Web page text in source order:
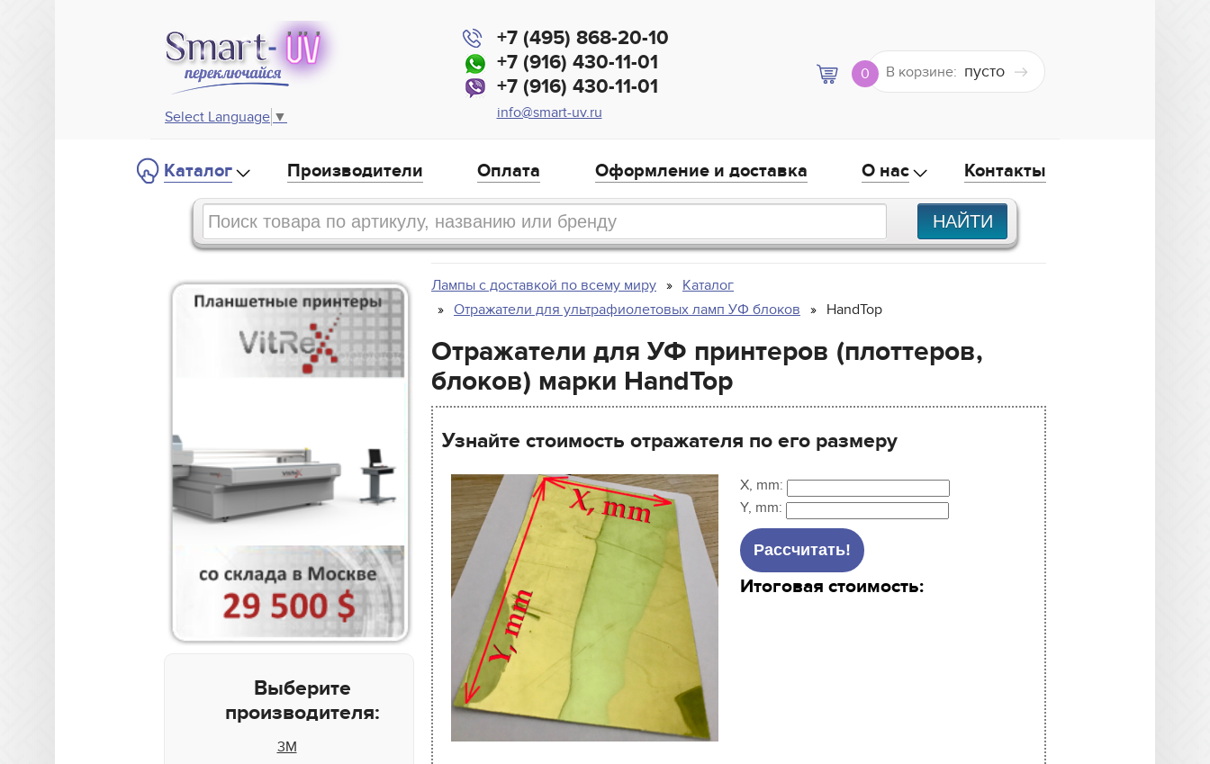
Select Language ▼
+7 (495) 868-20-10
+7 (916) 430-11-01
+7 (916) 430-11-01
info@smart-uv.ru
0 В корзине: пусто
Каталог Производители Оплата Оформление и доставка О нас Контакты
Лампы с доставкой по всему миру
Каталог
Отражатели для ультрафиолетовых ламп УФ блоков
HandTop
Отражатели для УФ принтеров (плоттеров,
блоков) марки HandTop
Узнайте стоимость отражателя по его размеру
X, mm:
Y, mm:
Итоговая стоимость:
Выберите
производителя:
3M